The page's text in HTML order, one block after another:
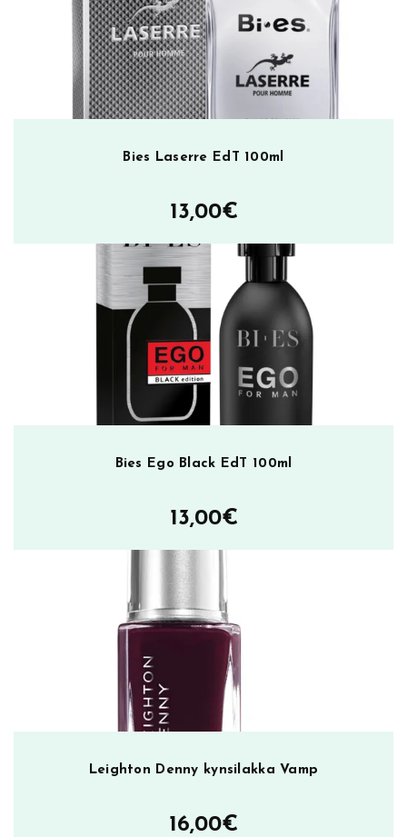
Bies Laserre EdT 100ml
13,00€
Bies Ego Black EdT 100ml
13,00€
Leighton Denny kynsilakka Vamp
16,00€